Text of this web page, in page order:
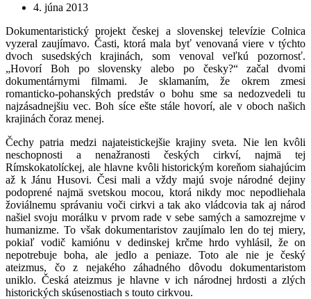
4. júna 2013
Dokumentaristický projekt českej a slovenskej televízie Colnica
vyzeral zaujímavo. Časti, ktorá mala byť venovaná viere v týchto
dvoch susedských krajinách, som venoval veľkú pozornosť.
„Hovorí Boh po slovensky alebo po česky?“ začal dvomi
dokumentárnymi filmami. Je sklamaním, že okrem zmesi
romanticko-pohanských predstáv o bohu sme sa nedozvedeli tu
najzásadnejšiu vec. Boh síce ešte stále hovorí, ale v oboch našich
krajinách čoraz menej.
Čechy patria medzi najateistickejšie krajiny sveta. Nie len kvôli
neschopnosti a nenažranosti českých cirkví, najmä tej
Rímskokatolíckej, ale hlavne kvôli historickým koreňom siahajúcim
až k Jánu Husovi. Česi mali a vždy majú svoje národné dejiny
podoprené najmä svetskou mocou, ktorá nikdy moc nepodliehala
žoviálnemu správaniu voči cirkvi a tak ako vládcovia tak aj národ
našiel svoju morálku v prvom rade v sebe samých a samozrejme v
humanizme. To však dokumentaristov zaujímalo len do tej miery,
pokiaľ vodič kamiónu v dedinskej krčme hrdo vyhlásil, že on
nepotrebuje boha, ale jedlo a peniaze. Toto ale nie je český
ateizmus, čo z nejakého záhadného dôvodu dokumentaristom
uniklo. Česká ateizmus je hlavne v ich národnej hrdosti a zlých
historických skúsenostiach s touto cirkvou.